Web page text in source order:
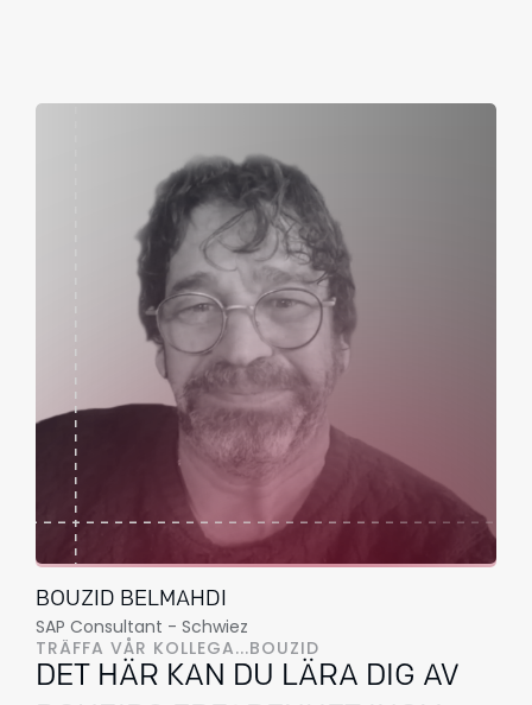
BOUZID BELMAHDI
SAP Consultant - Schwiez
TRÄFFA VÅR KOLLEGA...BOUZID
DET HÄR KAN DU LÄRA DIG AV